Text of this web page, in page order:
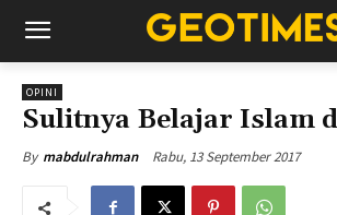
OPINI
Sulitnya Belajar Islam
By mabdulrahman Rabu, 13 September 2017